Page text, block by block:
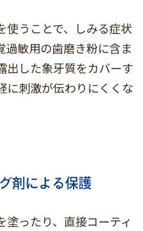
使うことで、しみる症状
過敏用の歯磨き粉に含ま
出した象牙質をカバーす
に刺激が伝わりにくくな
剤による保護
ったり、直接コーティ